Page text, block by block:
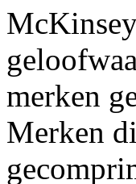
merken
Merken